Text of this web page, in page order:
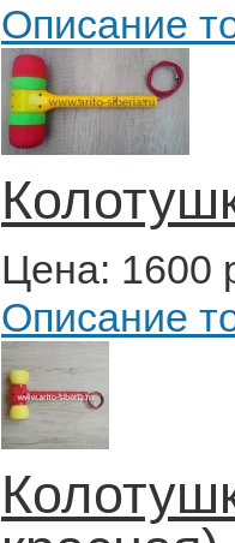
Описание
Цена: 1600
Описание